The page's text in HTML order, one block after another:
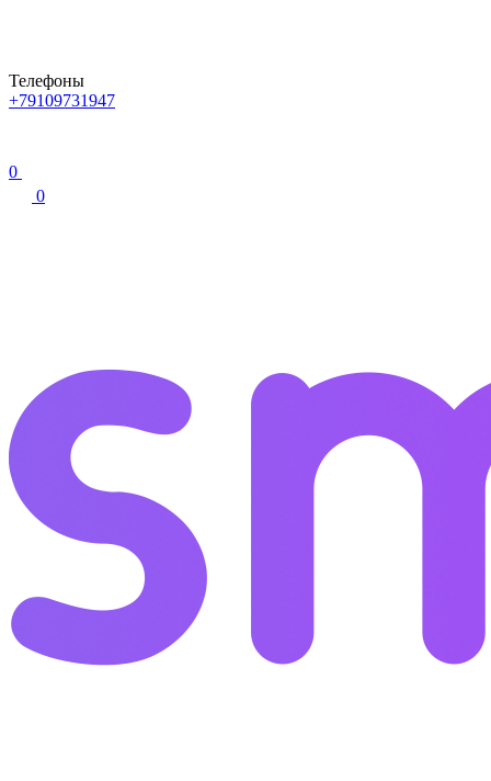
Телефоны
+79109731947
0
0